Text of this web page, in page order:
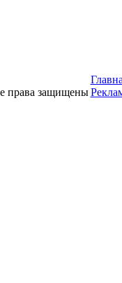
права защищены